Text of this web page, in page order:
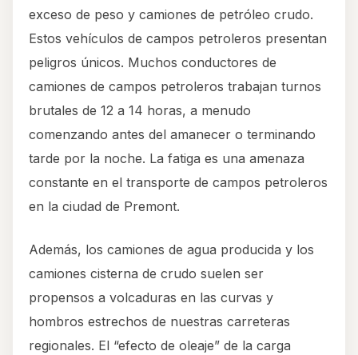
exceso de peso y camiones de petróleo crudo.
Estos vehículos de campos petroleros presentan
peligros únicos. Muchos conductores de
camiones de campos petroleros trabajan turnos
brutales de 12 a 14 horas, a menudo
comenzando antes del amanecer o terminando
tarde por la noche. La fatiga es una amenaza
constante en el transporte de campos petroleros
en la ciudad de Premont.
Además, los camiones de agua producida y los
camiones cisterna de crudo suelen ser
propensos a volcaduras en las curvas y
hombros estrechos de nuestras carreteras
regionales. El “efecto de oleaje” de la carga